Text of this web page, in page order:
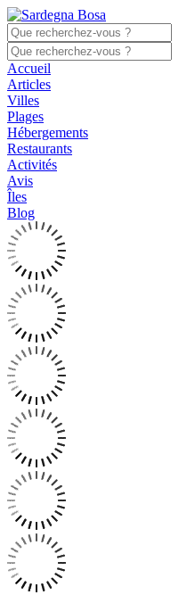
Accueil
Articles
Villes
Plages
Hébergements
Restaurants
Activités
Avis
Îles
Blog